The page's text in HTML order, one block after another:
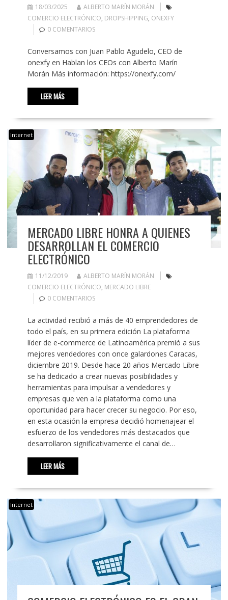
18/03/2025
ALBERTO MARÍN MORÁN
COMERCIO ELECTRÓNICO, DROPSHIPPING, ONEXFY
0 COMENTARIOS
Conversamos con Juan Pablo Agudelo, CEO de
onexfy en Hablan los CEOs con Alberto Marín
Morán Más información: https://onexfy.com/
LEER MÁS
Internet
MERCADO LIBRE HONRA A QUIENES
DESARROLLAN EL COMERCIO
ELECTRÓNICO
11/12/2019
ALBERTO MARÍN MORÁN
COMERCIO ELECTRÓNICO, MERCADO LIBRE
0 COMENTARIOS
La actividad recibió a más de 40 emprendedores de
todo el país, en su primera edición La plataforma
líder de e-commerce de Latinoamérica premió a sus
mejores vendedores con once galardones Caracas,
diciembre 2019. Desde hace 20 años Mercado Libre
se ha dedicado a crear nuevas posibilidades y
herramientas para impulsar a vendedores y
empresas que ven a la plataforma como una
oportunidad para hacer crecer su negocio. Por eso,
en esta ocasión la empresa decidió homenajear el
esfuerzo de los vendedores más destacados que
desarrollaron significativamente el canal de…
LEER MÁS
Internet